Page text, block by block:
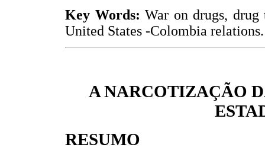
Key Words:War on drugs,
United States -Colombia relations.
A NARCOTIZAÇÃO
RESUMO